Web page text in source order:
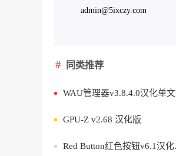
admin@5ixczy.com
同类推荐
WAU管理器v3.8.4.0汉化单文件版
GPU-Z v2.68 汉化版
Red Button红色按钮v6.1汉化版系统优化清理